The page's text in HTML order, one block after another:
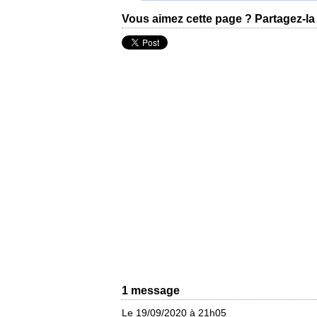
Vous aimez cette page ? Partagez-la
1 message
Le 19/09/2020 à 21h05